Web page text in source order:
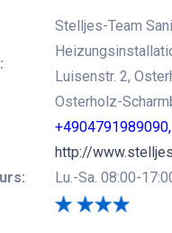
Stelljes-Team
Luisenstr. 2,
Osterholz-
http://
Lu.-Sa. 08:00-